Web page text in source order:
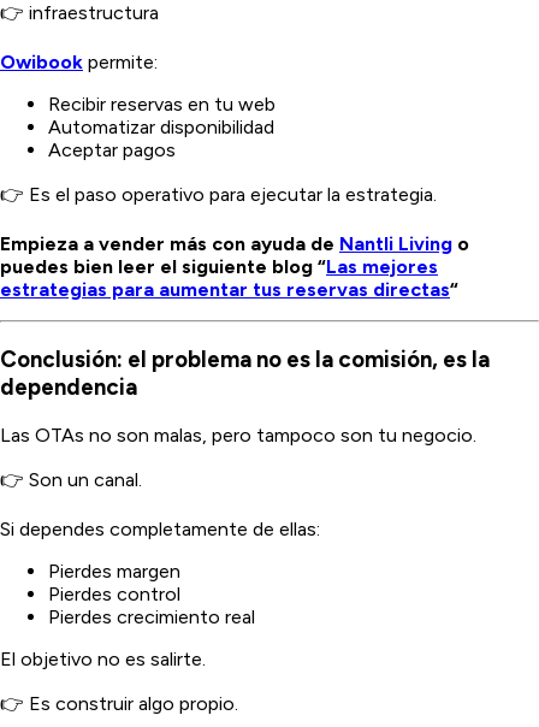
👉 infraestructura
Owibook permite:
Recibir reservas en tu web
Automatizar disponibilidad
Aceptar pagos
👉 Es el paso operativo para ejecutar la estrategia.
Empieza a vender más con ayuda de Nantli Living o
puedes bien leer el siguiente blog “Las mejores
estrategias para aumentar tus reservas directas“
Conclusión: el problema no es la comisión, es la
dependencia
Las OTAs no son malas, pero tampoco son tu negocio.
👉 Son un canal.
Si dependes completamente de ellas:
Pierdes margen
Pierdes control
Pierdes crecimiento real
El objetivo no es salirte.
👉 Es construir algo propio.